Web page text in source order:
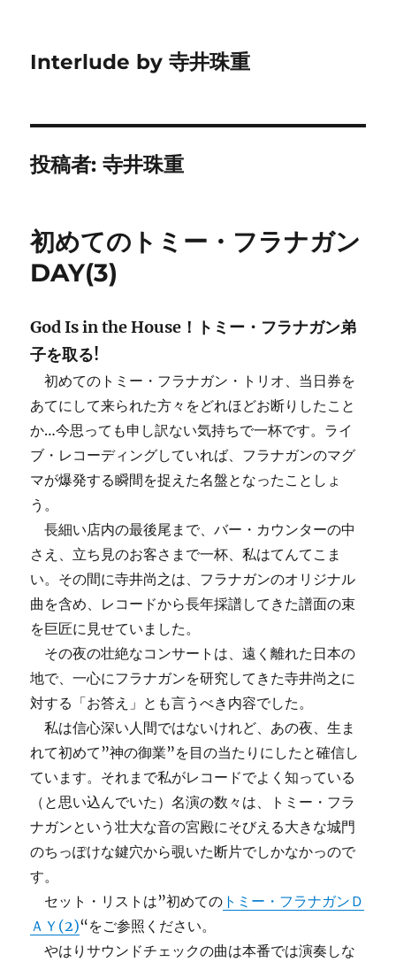
Interlude by 寺井珠重
投稿者:寺井珠重
初めてのトミー・フラナガン
DAY(3)
God Is in the House！トミー・フラナガン弟
子を取る!
初めてのトミー・フラナガン・トリオ、当日券を
あてにして来られた方々をどれほどお断りしたこと
か…今思っても申し訳ない気持ちで一杯です。ライ
ブ・レコーディングしていれば、フラナガンのマグ
マが爆発する瞬間を捉えた名盤となったことしょ
う。
長細い店内の最後尾まで、バー・カウンターの中
さえ、立ち見のお客さまで一杯、私はてんてこま
い。その間に寺井尚之は、フラナガンのオリジナル
曲を含め、レコードから長年採譜してきた譜面の束
を巨匠に見せていました。
その夜の壮絶なコンサートは、遠く離れた日本の
地で、一心にフラナガンを研究してきた寺井尚之に
対する「お答え」とも言うべき内容でした。
私は信心深い人間ではないけれど、あの夜、生ま
れて初めて”神の御業”を目の当たりにしたと確信し
ています。それまで私がレコードでよく知っている
（と思い込んでいた）名演の数々は、トミー・フラ
ナガンという壮大な音の宮殿にそびえる大きな城門
のちっぽけな鍵穴から覗いた断片でしかなかっので
す。
セット・リストは”初めての トミー・フラナガンＤ
ＡＹ(2)“をご参照ください。
やはりサウンドチェックの曲は本番では演奏しな